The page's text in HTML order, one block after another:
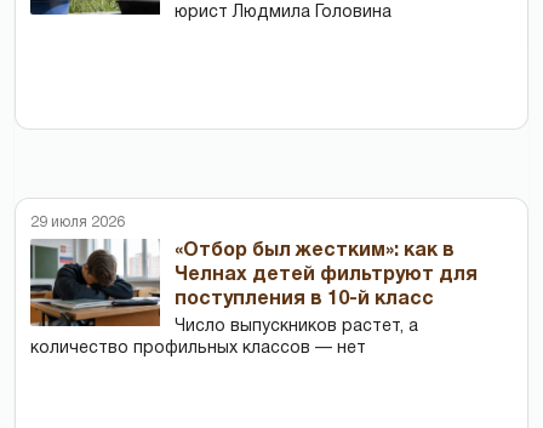
юрист Людмила Головина
29 июля 2026
«Отбор был жестким»: как в
Челнах детей фильтруют для
поступления в 10-й класс
Число выпускников растет, а
количество профильных классов — нет